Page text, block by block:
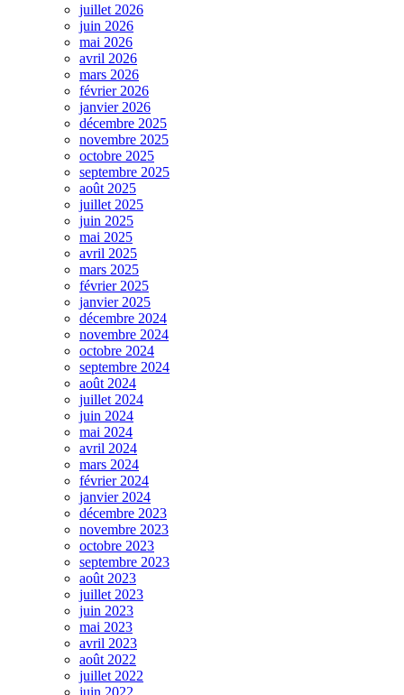
juillet 2026
juin 2026
mai 2026
avril 2026
mars 2026
février 2026
janvier 2026
décembre 2025
novembre 2025
octobre 2025
septembre 2025
août 2025
juillet 2025
juin 2025
mai 2025
avril 2025
mars 2025
février 2025
janvier 2025
décembre 2024
novembre 2024
octobre 2024
septembre 2024
août 2024
juillet 2024
juin 2024
mai 2024
avril 2024
mars 2024
février 2024
janvier 2024
décembre 2023
novembre 2023
octobre 2023
septembre 2023
août 2023
juillet 2023
juin 2023
mai 2023
avril 2023
août 2022
juillet 2022
juin 2022